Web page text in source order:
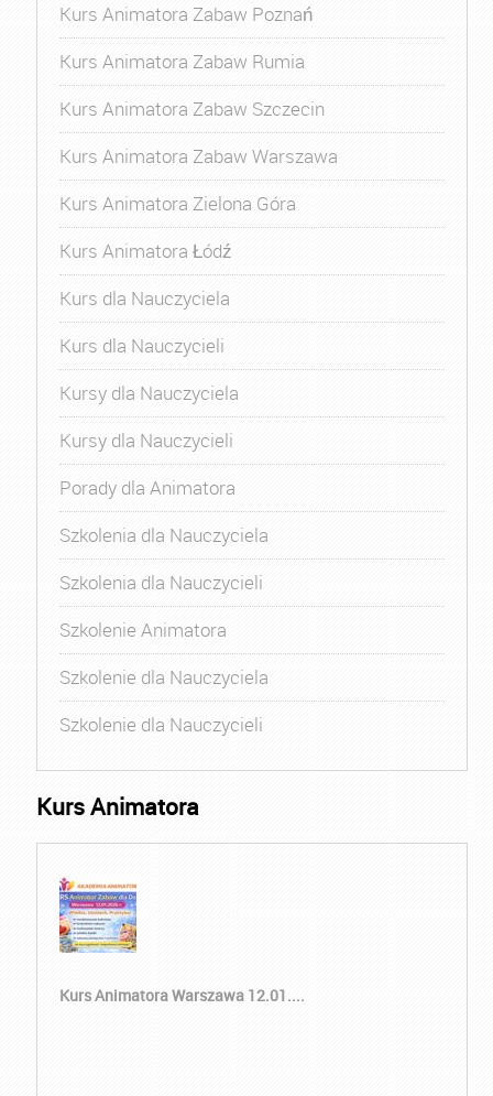
Kurs Animatora Zabaw Poznań
Kurs Animatora Zabaw Rumia
Kurs Animatora Zabaw Szczecin
Kurs Animatora Zabaw Warszawa
Kurs Animatora Zielona Góra
Kurs Animatora Łódź
Kurs dla Nauczyciela
Kurs dla Nauczycieli
Kursy dla Nauczyciela
Kursy dla Nauczycieli
Porady dla Animatora
Szkolenia dla Nauczyciela
Szkolenia dla Nauczycieli
Szkolenie Animatora
Szkolenie dla Nauczyciela
Szkolenie dla Nauczycieli
Kurs Animatora
Kurs Animatora Warszawa 12.01....